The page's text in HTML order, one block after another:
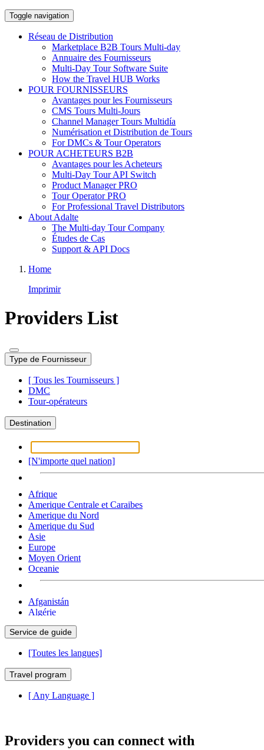
Toggle navigation
Réseau de Distribution
Marketplace B2B Tours Multi-day
Annuaire des Fournisseurs
Multi-Day Tour Software Suite
How the Travel HUB Works
POUR FOURNISSEURS
Avantages pour les Fournisseurs
CMS Tours Multi-Jours
Channel Manager Tours Multidía
Numérisation et Distribution de Tours
For DMCs & Tour Operators
POUR ACHETEURS B2B
Avantages pour les Acheteurs
Multi-Day Tour API Switch
Product Manager PRO
Tour Operator PRO
For Professional Travel Distributors
About Adalte
The Multi-day Tour Company
Études de Cas
Support & API Docs
Home
Imprimir
Providers List
Type de Fournisseur
[ Tous les Tournisseurs ]
DMC
Tour-opérateurs
Destination
[N'importe quel nation]
Afrique
Amerique Centrale et Caraibes
Amerique du Nord
Amerique du Sud
Asie
Europe
Moyen Orient
Oceanie
Afganistán
Algérie
Angola
Argentin
Australie
Azerbaïdjan
Barbade
Service de guide
[Toutes les langues]
Travel program
[ Any Language ]
Providers you can connect with